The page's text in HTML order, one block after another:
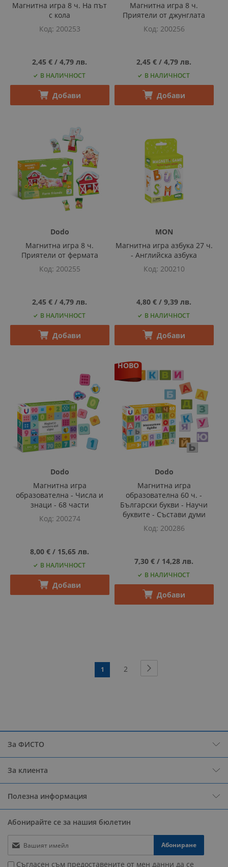
Магнитна игра 8 ч. На път
с кола
Код 200253
2,45 € ‎/‎ 4,79 лв.
В НАЛИЧНОСТ
Добави
Магнитна игра 8 ч.
Приятели от джунглата
Код 200256
2,45 € ‎/‎ 4,79 лв.
В НАЛИЧНОСТ
Добави
Dodo
Магнитна игра 8 ч.
Приятели от фермата
Код 200255
2,45 € ‎/‎ 4,79 лв.
В НАЛИЧНОСТ
Добави
MON
Магнитна игра азбука 27 ч.
- Английска азбука
Код 200210
4,80 € ‎/‎ 9,39 лв.
В НАЛИЧНОСТ
Добави
Dodo
Магнитна игра
образователна - Числа и
знаци - 68 части
Код 200274
8,00 € ‎/‎ 15,65 лв.
В НАЛИЧНОСТ
Добави
НОВО
Dodo
Магнитна игра
образователна 60 ч. -
Български букви - Научи
буквите - Състави думи
Код 200286
7,30 € ‎/‎ 14,28 лв.
В НАЛИЧНОСТ
Добави
Страница
В1 Страница
2
За ФИСТО
За клиента
Полезна информация
Абонирайте се за нашия бюлетин
Абониране
Съгласен съм предоставените от мен данни да се